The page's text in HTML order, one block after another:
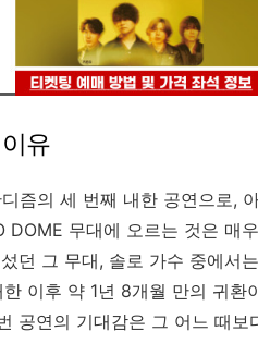
유
즘의 세 번째 내한 공연으로,
DOME 무대에 오르는 것은 매
던 그 무대, 솔로 가수 중에서
이후 약 1년 8개월 만의 귀환
공연의 기대감은 그 어느 때보